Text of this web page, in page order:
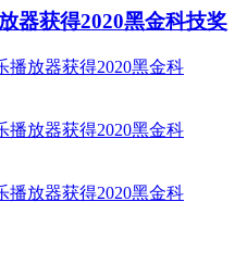
器获得2020黑金科技奖